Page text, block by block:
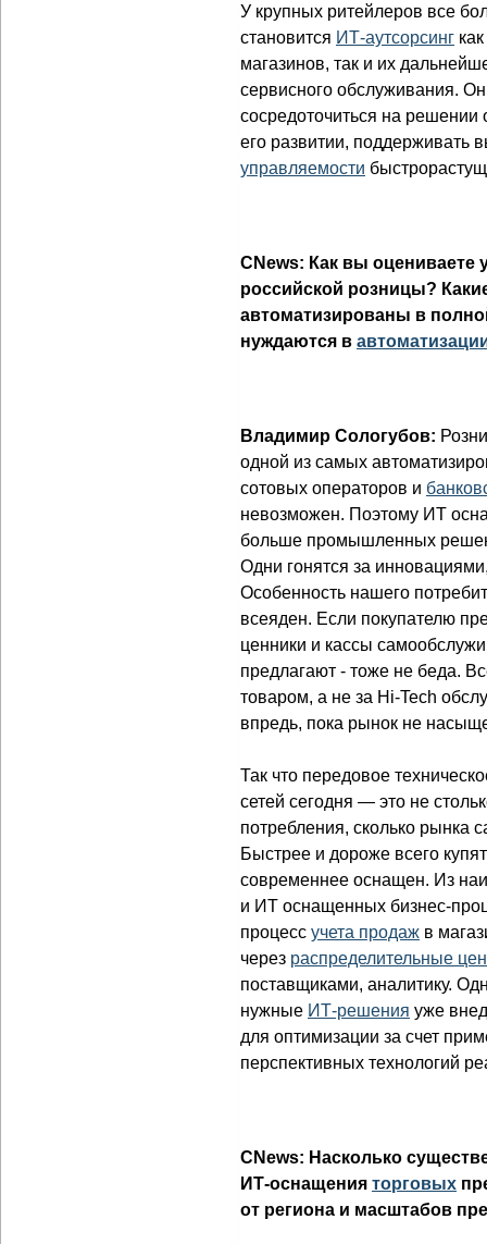
У крупных ритейлеров все
становится ИТ-аутсорсинг
магазинов, так и их
сервисного обслуживания.
сосредоточиться на решении
его развитии, поддерживать
управляемости
CNews: Как вы
российской розницы?
автоматизированы в
нуждаются в
Владимир Сологубов:
одной из самых
сотовых операторов и
невозможен. Поэтому ИТ
больше промышленных
Одни гонятся за
Особенность нашего
всеяден. Если покупателю
ценники и кассы
предлагают - тоже не беда.
товаром, а не за Hi-Tech
впредь, пока рынок не
Так что передовое
сетей сегодня — это не
потребления, сколько рынка
Быстрее и дороже всего
современнее оснащен. Из
и ИТ оснащенных бизнес-
процесс учета продаж в
через распределительные
поставщиками, аналитику.
нужные ИТ-решения уже
для оптимизации за счет
перспективных технологий
CNews: Насколько
ИТ-оснащения торговых
от региона и масштабов